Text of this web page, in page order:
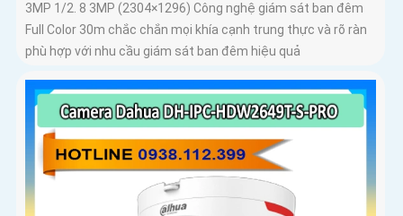
3MP 1/2. 8 3MP (2304×1296) Công nghệ giám sát ban đêm
Full Color 30m chắc chắn mọi khía cạnh trung thực và rõ ràn
phù hợp với nhu cầu giám sát ban đêm hiệu quả